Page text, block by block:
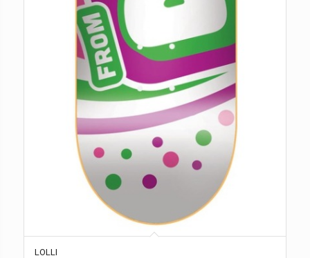
LOLLI